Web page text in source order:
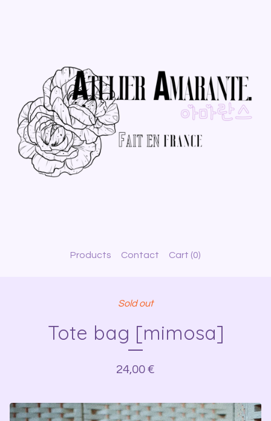
Products Contact Cart (0)
Sold out
Tote bag [mimosa]
24,00 €